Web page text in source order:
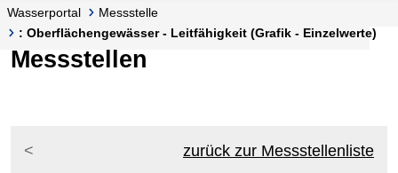
Wasserportal
Messstelle
: Oberflächengewässer - Leitfähigkeit (Grafik - Einzelwerte)
Messstellen
zurück zur Messstellenliste